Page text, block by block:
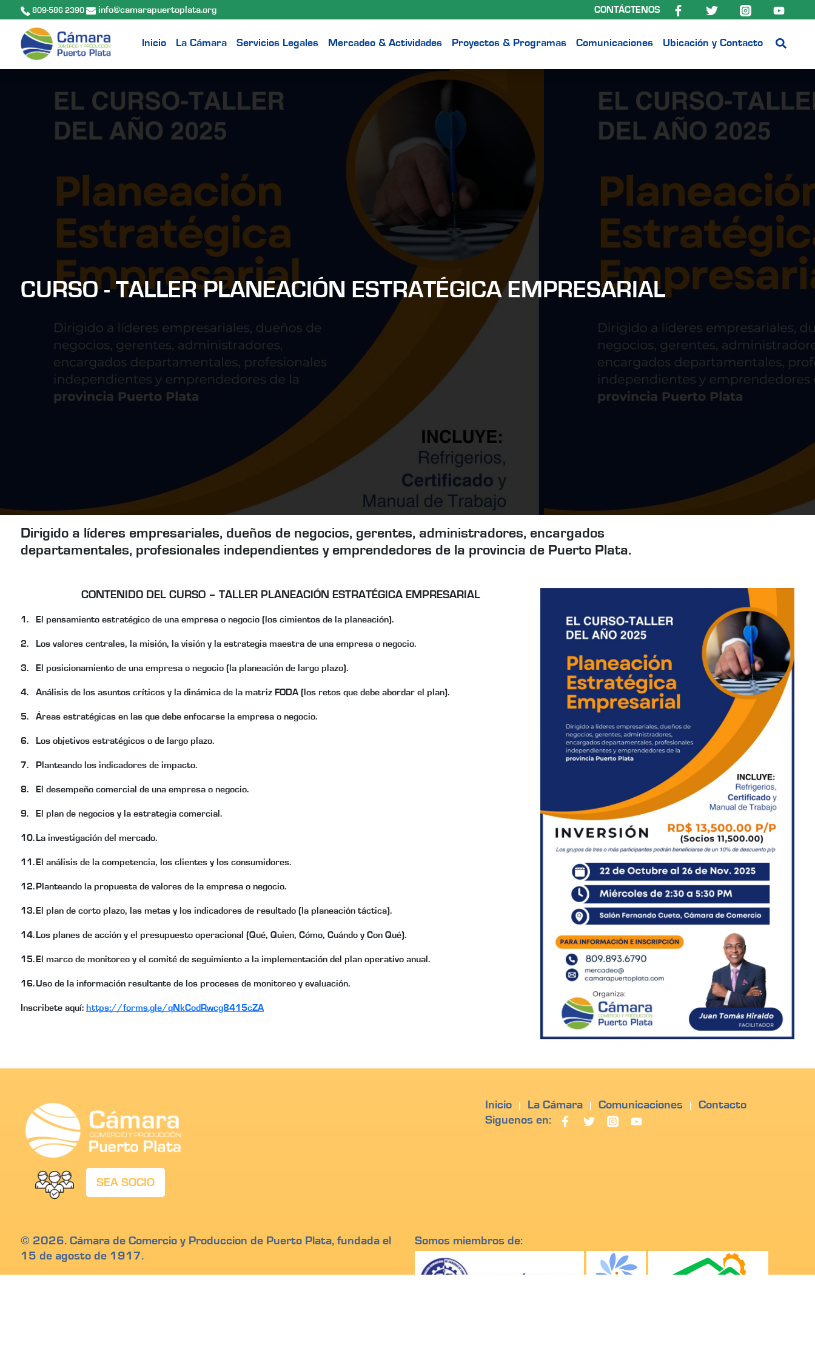
809-586 2390 info@camarapuertoplata.org CONTÁCTENOS
Inicio La Cámara Servicios Legales Mercadeo & Actividades Proyectos & Programas Comunicaciones Ubicación y Contacto
CURSO - TALLER PLANEACIÓN ESTRATÉGICA EMPRESARIAL
Dirigido a líderes empresariales, dueños de negocios, gerentes, administradores, encargados
departamentales, profesionales independientes y emprendedores de la provincia de Puerto Plata.
CONTENIDO DEL CURSO – TALLER PLANEACIÓN ESTRATÉGICA EMPRESARIAL
1. El pensamiento estratégico de una empresa o negocio (los cimientos de la planeación).
2. Los valores centrales, la misión, la visión y la estrategia maestra de una empresa o negocio.
3. El posicionamiento de una empresa o negocio (la planeación de largo plazo).
4. Análisis de los asuntos críticos y la dinámica de la matriz FODA (los retos que debe abordar el plan).
5. Áreas estratégicas en las que debe enfocarse la empresa o negocio.
6. Los objetivos estratégicos o de largo plazo.
7. Planteando los indicadores de impacto.
8. El desempeño comercial de una empresa o negocio.
9. El plan de negocios y la estrategia comercial.
10. La investigación del mercado.
11. El análisis de la competencia, los clientes y los consumidores.
12. Planteando la propuesta de valores de la empresa o negocio.
13. El plan de corto plazo, las metas y los indicadores de resultado (la planeación táctica).
14. Los planes de acción y el presupuesto operacional (Qué, Quien, Cómo, Cuándo y Con Qué).
15. El marco de monitoreo y el comité de seguimiento a la implementación del plan operativo anual.
16.Uso de la información resultante de los proceses de monitoreo y evaluación.
Inscribete aquí: https://forms.gle/qNkCodRwcg8415cZA
SEA SOCIO
Inicio La Cámara Comunicaciones
Contacto
Siguenos en:
© 2026. Cámara de Comercio y Produccion de Puerto Plata, fundada el
15 de agosto de 1917.
Somos miembros de: